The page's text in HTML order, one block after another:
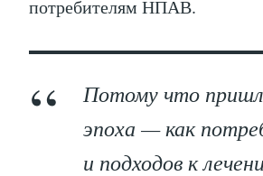
потребителям НПАВ.
Потому что
эпоха — как
и подходов к